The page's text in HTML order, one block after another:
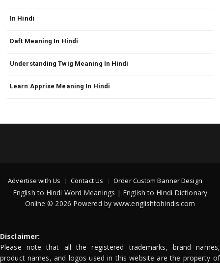
In Hindi
Daft Meaning In Hindi
Understanding Twig Meaning In Hindi
Learn Apprise Meaning In Hindi
Advertise with Us Contact Us Order Custom Banner Design
English to Hindi Word Meanings | English to Hindi Dictionary
Online © 2026 Powered by www.englishtohindis.com
Disclaimer:
Please note that all the registered trademarks, brand names,
product names, and logos used in this website are the property of